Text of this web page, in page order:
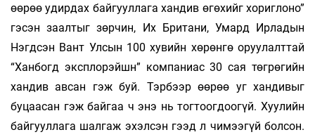
өөрөө удирдах байгууллага хандив өгөхийг хориглоно”
гэсэн заалтыг зөрчин, Их Британи, Умард Ирладын
Нэгдсэн Вант Улсын 100 хувийн хөрөнгө оруулалттай
“Ханбогд эксплорэйшн” компаниас 30 сая төгрөгийн
хандив авсан гэж буй. Тэрбээр өөрөө уг хандивыг
буцаасан гэж байгаа ч энэ нь тогтоогдоогүй. Хуулийн
байгууллага шалгаж эхэлсэн гээд л чимээгүй болсон.